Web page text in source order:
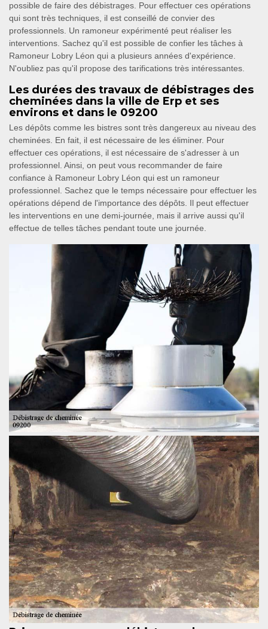
possible de faire des débistrages. Pour effectuer ces opérations
qui sont très techniques, il est conseillé de convier des
professionnels. Un ramoneur expérimenté peut réaliser les
interventions. Sachez qu'il est possible de confier les tâches à
Ramoneur Lobry Léon qui a plusieurs années d'expérience.
N'oubliez pas qu'il propose des tarifications très intéressantes.
Les durées des travaux de débistrages des
cheminées dans la ville de Erp et ses
environs et dans le 09200
Les dépôts comme les bistres sont très dangereux au niveau des
cheminées. En fait, il est nécessaire de les éliminer. Pour
effectuer ces opérations, il est nécessaire de s'adresser à un
professionnel. Ainsi, on peut vous recommander de faire
confiance à Ramoneur Lobry Léon qui est un ramoneur
professionnel. Sachez que le temps nécessaire pour effectuer les
opérations dépend de l'importance des dépôts. Il peut effectuer
les interventions en une demi-journée, mais il arrive aussi qu'il
effectue de telles tâches pendant toute une journée.